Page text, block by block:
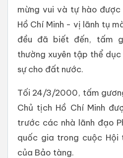
mừng vui và tự hào được
Hồ Chí Minh - vị lãnh tụ
đều đã biết đến, tấm
thường xuyên tập thể
sự cho đất nước.
Tối 24/3/2000, tấm
Chủ tịch Hồ Chí Minh
trước các nhà lãnh đạo
quốc gia trong cuộc
của Bảo tàng.